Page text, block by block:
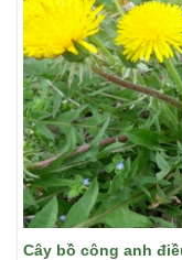
Cây bồ công anh